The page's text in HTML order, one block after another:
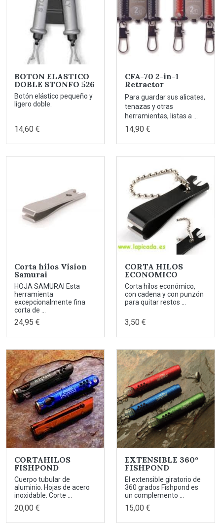
BOTON ELASTICO
DOBLE STONFO 526
Botón elástico pequeño y
ligero doble.
14,60 €
CFA-70 2-in-1
Retractor
Para guardar sus alicates,
tenazas y otras
herramientas, listas a ...
14,90 €
Corta hilos Vision
Samurai
HOJA SAMURAI Esta
herramienta
excepcionalmente fina
corta de ...
24,95 €
CORTA HILOS
ECONOMICO
Corta hilos económico,
con cadena y con punzón
para quitar restos ...
3,50 €
CORTAHILOS
FISHPOND
Cuerpo tubular de
aluminio. Hojas de acero
inoxidable. Corte ...
20,00 €
EXTENSIBLE 360º
FISHPOND
El extensible giratorio de
360 grados Fishpond es
un complemento ...
15,00 €